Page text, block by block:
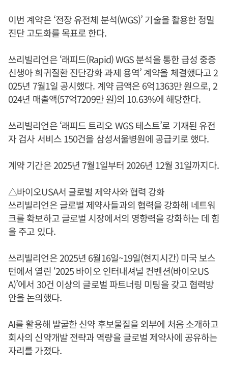
이번 계약은 ‘전장 유전체 분석(WGS)’ 기술을 활용한 정밀
진단 고도화를 목표로 한다.
쓰리빌리언은 ‘래피드(Rapid) WGS 분석을 통한 급성 중증
신생아 희귀질환 진단강화 과제 용역’ 계약을 체결했다고 2
025년 7월1일 공시했다. 계약 금액은 6억1363만 원으로, 2
024년 매출액(57억7209만 원)의 10.63%에 해당한다.
쓰리빌리언은 ‘래피드 트리오 WGS 테스트’로 기재된 유전
자 검사 서비스 150건을 삼성서울병원에 공급키로 했다.
계약 기간은 2025년 7월1일부터 2026년 12월 31일까지다.
△바이오USA서 글로벌 제약사와 협력 강화
쓰리빌리언은 글로벌 제약사들과의 협력을 강화해 네트워
크를 확보하고 글로벌 시장에서의 영향력을 강화하는 데 힘
을 주고 있다.
쓰리빌리언은 2025년 6월16일~19일(현지시간) 미국 보스
턴에서 열린 ‘2025 바이오 인터내셔널 컨벤션(바이오US
A)’에서 30건 이상의 글로벌 파트너링 미팅을 갖고 협력방
안을 논의했다.
AI를 활용해 발굴한 신약 후보물질을 외부에 처음 소개하고
회사의 신약개발 전략과 역량을 글로벌 제약사에 공유하는
자리를 가졌다.